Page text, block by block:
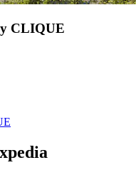
CLIQUE